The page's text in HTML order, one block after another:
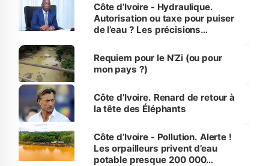
Côte d’Ivoire - Hydraulique.
Autorisation ou taxe pour puiser
de l’eau ? Les précisions
Requiem pour le N’Zi (ou pour
mon pays ?)
Côte d’Ivoire. Renard de retour à
la tête des Éléphants
Côte d’Ivoire - Pollution. Alerte !
Les orpailleurs privent d’eau
potable presque 200 000